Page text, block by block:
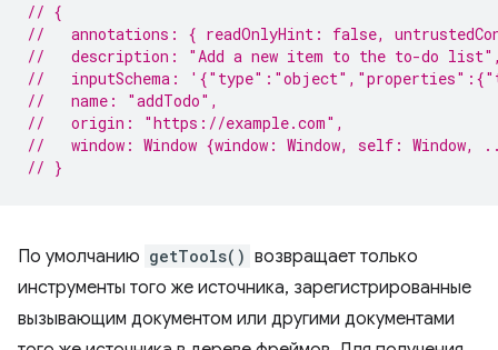
// {
//   annotations: { readOnlyHint: false,
//   description: "Add a new item to the to-do
//   inputSchema:
//   name: "addTodo",
//   origin: "https://example.com",
//   window: Window {window: Window, self: Window,
// }
По умолчанию getTools() возвращает только
инструменты того же источника, зарегистрированные
вызывающим документом или другими документами